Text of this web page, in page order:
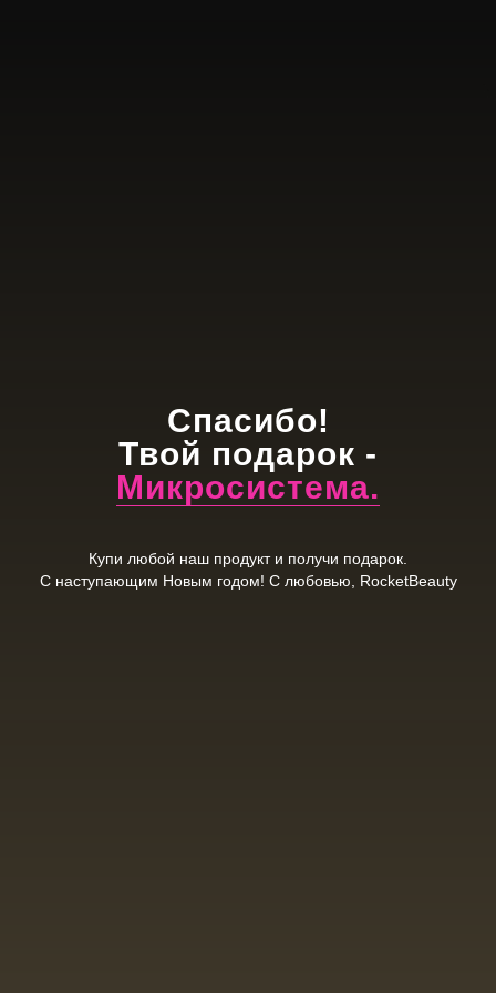
Спасибо!
Твой подарок -
Микросистема.
Купи любой наш продукт и получи подарок.
С наступающим Новым годом! С любовью, RocketBeauty